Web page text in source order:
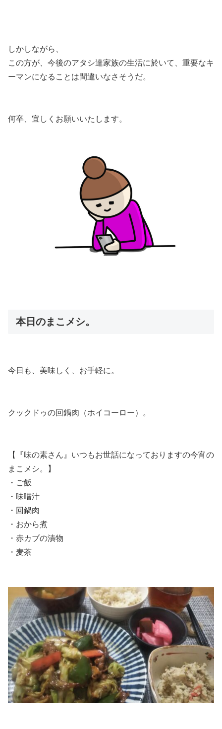
しかしながら、
この方が、今後のアタシ達家族の生活に於いて、重要なキ
ーマンになることは間違いなさそうだ。
何卒、宜しくお願いいたします。
本日のまこメシ。
今日も、美味しく、お手軽に。
クックドゥの回鍋肉（ホイコーロー）。
【『味の素さん』いつもお世話になっておりますの今宵の
まこメシ。】
・ご飯
・味噌汁
・回鍋肉
・おから煮
・赤カブの漬物
・麦茶